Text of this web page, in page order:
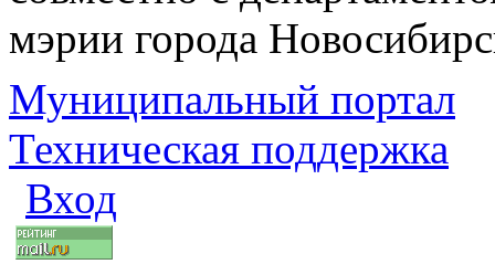
мэрии города
Муниципальный портал
Техническая поддержка
Вход